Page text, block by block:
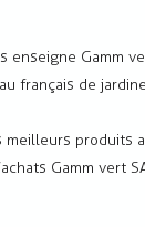
enseigne Gamm
français de
produits
Gamm vert